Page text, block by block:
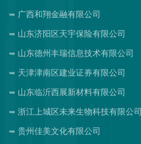
广西和翔金融有限公司
山东济阳区天宇保险有限公司
山东德州丰瑞信息技术有限公司
天津津南区建业证券有限公司
山东临沂西展新材料有限公司
浙江上城区未来生物科技有限公司
贵州佳美文化有限公司